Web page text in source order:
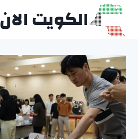
التجاوز
المحتوى
الكويت الان